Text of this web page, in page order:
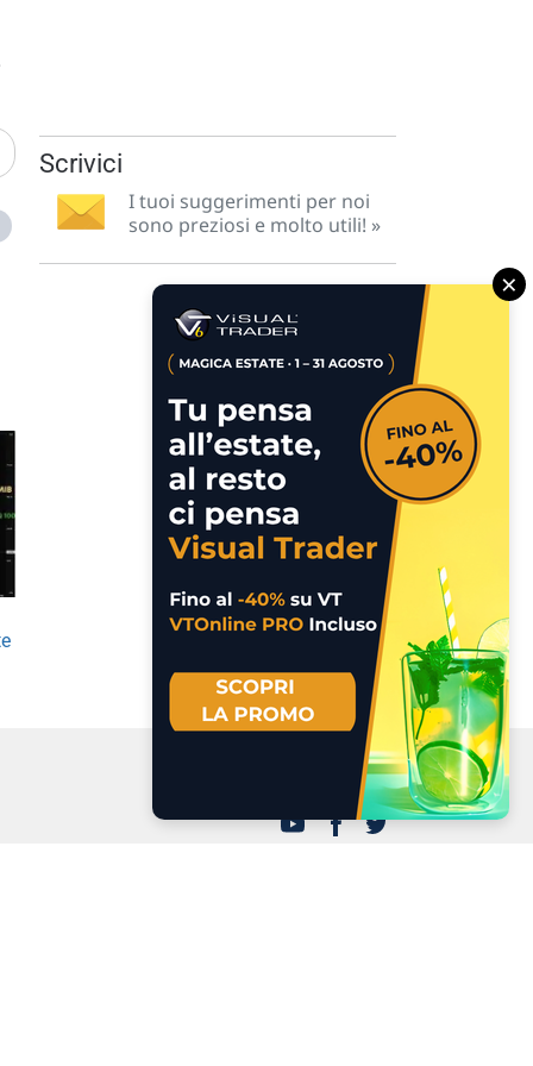
Scrivici
I tuoi suggerimenti per noi
sono preziosi e molto utili! »
×